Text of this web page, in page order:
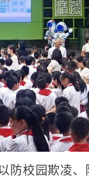
防校园欺凌、